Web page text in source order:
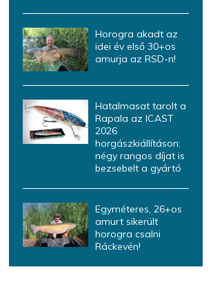
Horogra akadt az
idei év első 30+os
amurja az RSD-n!
Hatalmasat tarolt a
Rapala az ICAST
2026
horgászkiállításon:
négy rangos díjat is
bezsebelt a gyártó
Egyméteres, 26+os
amurt sikerült
horogra csalni
Ráckevén!